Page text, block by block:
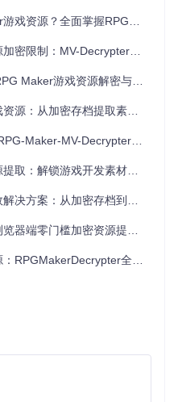
翻译记忆库工具实现文本批
内完成。
通过本工具解析商业游戏资
具学习官方资源组织方式，
面掌握RPGMakerDecrypter使用指南
制：MV-Decrypter工具全解析
游戏资源解密与提取工具全解析
加密存档提取素材的完整方案
MV-Decrypter完整解密方案
解锁游戏开发素材的专业工具
从加密存档到创意开发的完整路径
零门槛加密资源提取解决方案
全功能解密工具使用指南